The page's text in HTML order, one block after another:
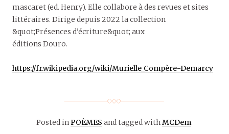
mascaret (ed. Henry). Elle collabore à des revues et sites
littéraires. Dirige depuis 2022 la collection
&quot;Présences d’écriture&quot; aux
éditions Douro.
https://fr.wikipedia.org/wiki/Murielle_Compère-Demarcy
Posted inPOÈMES and tagged withMCDem.